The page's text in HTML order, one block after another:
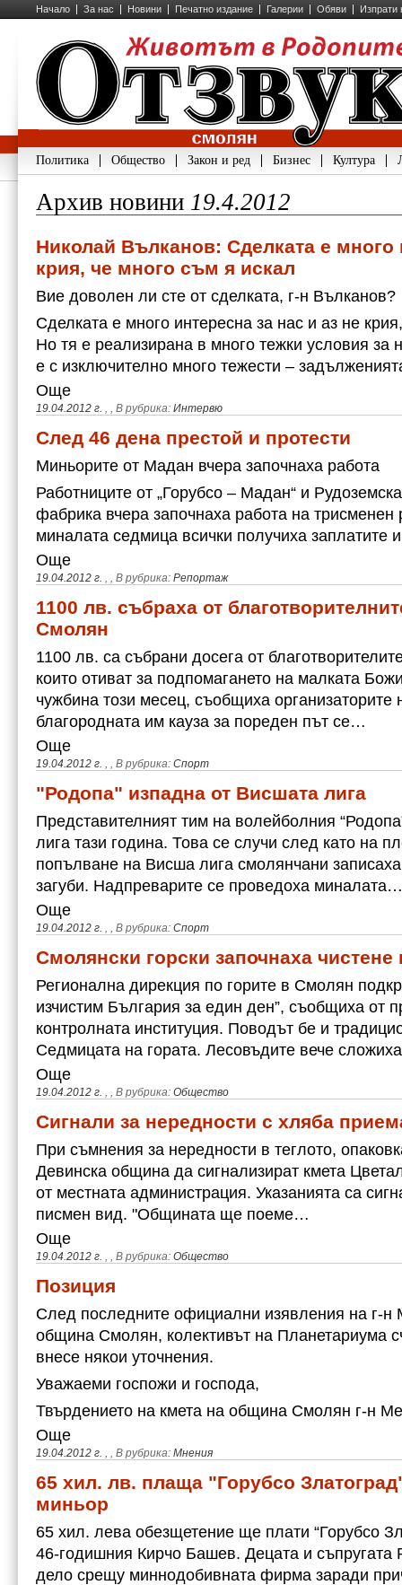
Начало За нас Новини Печатно издание Галерии Обяви Изпрати
Политика Общество Закон и ред Бизнес Култура
Архив новини 19.4.2012
Николай Вълканов: Сделката е много
крия, че много съм я искал
Вие доволен ли сте от сделката, г-н Вълканов?
Сделката е много интересна за нас и аз не
Но тя е реализирана в много тежки условия за
е с изключително много тежести –
19.04.2012 г. , , В рубрика: Интервю
Още
След 46 дена престой и протести
Миньорите от Мадан вчера започнаха работа
Работниците от „Горубсо – Мадан“ и
фабрика вчера започнаха работа на
миналата седмица всички получиха заплатите
19.04.2012 г. , , В рубрика: Репортаж
Още
1100 лв. събраха от
Смолян
1100 лв. са събрани досега от
които отиват за подпомагането на малката
чужбина този месец, съобщиха
благородната им кауза за пореден път се…
19.04.2012 г. , , В рубрика: Спорт
Още
"Родопа" изпадна от Висшата лига
Представителният тим на волейболния
лига тази година. Това се случи след като на
попълване на Висша лига смолянчани
загуби. Надпреварите се проведоха миналата…
19.04.2012 г. , , В рубрика: Спорт
Още
Смолянски горски започнаха чистене
Регионална дирекция по горите в Смолян
изчистим България за един ден”, съобщиха от
контролната институция. Поводът бе и
Седмицата на гората. Лесовъдите вече
19.04.2012 г. , , В рубрика: Общество
Още
Сигнали за нередности с хляба
При съмнения за нередности в теглото,
Девинска община да сигнализират кмета
от местната администрация. Указанията са
писмен вид. "Общината ще поеме…
19.04.2012 г. , , В рубрика: Общество
Още
Позиция
След последните официални изявления на г-н
община Смолян, колективът на Планетариума
внесе някои уточнения.
Уважаеми госпожи и господа,
Твърдението на кмета на община Смолян г-н
19.04.2012 г. , , В рубрика: Мнения
Още
65 хил. лв. плаща "Горубсо
миньор
65 хил. лева обезщетение ще плати “Горубсо
46-годишния Кирчо Башев. Децата и съпругата
дело срещу миннодобивната фирма заради